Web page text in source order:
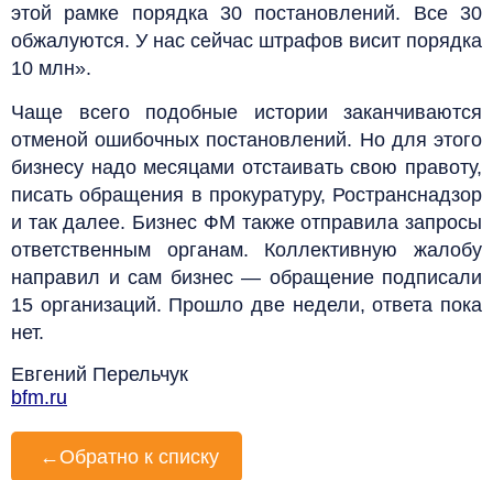
этой рамке порядка 30 постановлений. Все 30
обжалуются. У нас сейчас штрафов висит порядка
10 млн».
Чаще всего подобные истории заканчиваются
отменой ошибочных постановлений. Но для этого
бизнесу надо месяцами отстаивать свою правоту,
писать обращения в прокуратуру, Ространснадзор
и так далее. Бизнес ФМ также отправила запросы
ответственным органам. Коллективную жалобу
направил и сам бизнес — обращение подписали
15 организаций. Прошло две недели, ответа пока
нет.
Евгений Перельчук
bfm.ru
← Обратно к списку